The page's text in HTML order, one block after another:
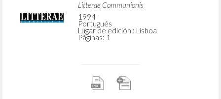
Litterae Communionis
1994
Portugués
Lugar de edición : Lisboa
Páginas: 1